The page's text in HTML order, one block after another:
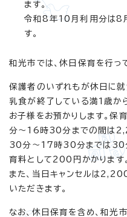
ます。
令和8年10月利用分は8
す。
和光市では、休日保育を行っ
保護者のいずれもが休日に就
乳食が終了している満1歳か
お子様をお預かりします。保
分～16時30分までの間は
30分～17時30分までは30
育料として200円かかります。
また、当日キャンセルは
いただきます。
なお、休日保育を含め、和光